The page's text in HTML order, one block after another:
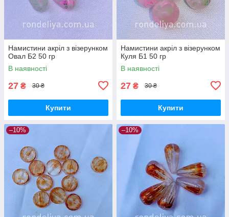
Намистини акріл з візерунком
Овал Б2 50 гр
В наявності
27 ₴ 30 ₴
Купити
Намистини акріл з візерунком
Куля Б1 50 гр
В наявності
27 ₴ 30 ₴
Купити
–10% –10%